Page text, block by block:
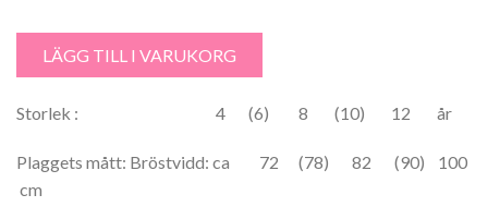
LÄGG TILL I VARUKORG
Storlek : 4 (6) 8 (10) 12 år
Plaggets mått: Bröstvidd: ca 72 (78) 82 (90) 100
cm